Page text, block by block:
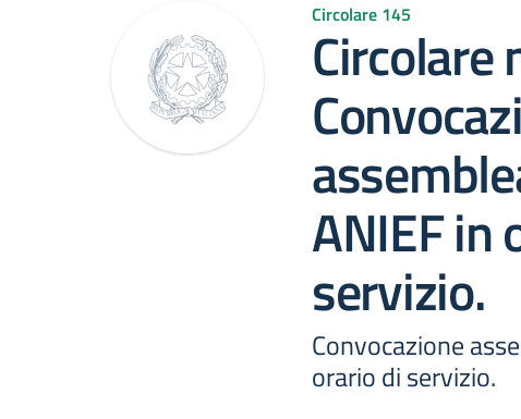
Circolare 145
Circolare
ANIEF in
servizio.
Convocazione
orario di servizio.